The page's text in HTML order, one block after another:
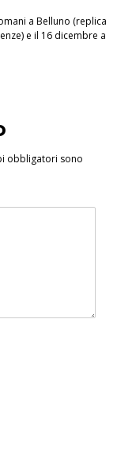
a Belluno (replica
e il 16 dicembre a
obbligatori sono